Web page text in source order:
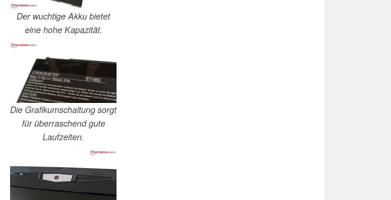
Der wuchtige Akku bietet
eine hohe Kapazität.
Die Grafikumschaltung sorgt
für überraschend gute
Laufzeiten.